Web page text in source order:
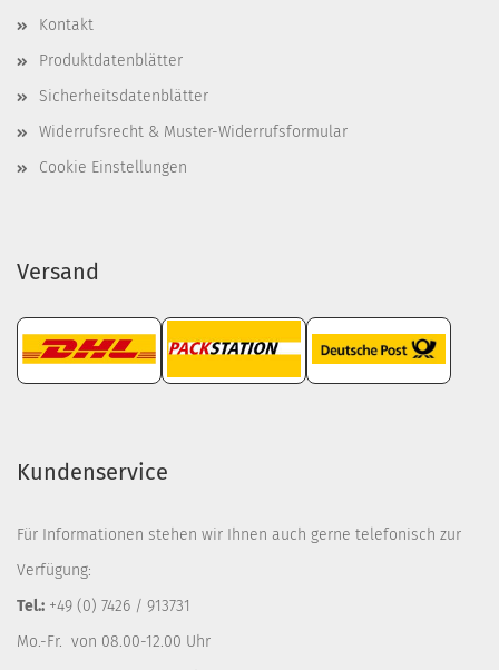
Kontakt
Produktdatenblätter
Sicherheitsdatenblätter
Widerrufsrecht & Muster-Widerrufsformular
Cookie Einstellungen
Versand
Kundenservice
Für Informationen stehen wir Ihnen auch gerne telefonisch zur
Verfügung:
Tel.: +49 (0) 7426 / 913731
Mo.-Fr. von 08.00-12.00 Uhr